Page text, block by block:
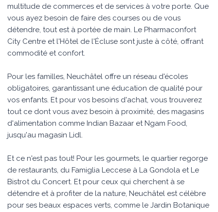
multitude de commerces et de services à votre porte. Que
vous ayez besoin de faire des courses ou de vous
détendre, tout est à portée de main. Le Pharmaconfort
City Centre et l'Hôtel de l'Écluse sont juste à côté, offrant
commodité et confort.
Pour les familles, Neuchâtel offre un réseau d'écoles
obligatoires, garantissant une éducation de qualité pour
vos enfants. Et pour vos besoins d'achat, vous trouverez
tout ce dont vous avez besoin à proximité, des magasins
d'alimentation comme Indian Bazaar et Ngam Food,
jusqu'au magasin Lidl.
Et ce n'est pas tout! Pour les gourmets, le quartier regorge
de restaurants, du Famiglia Leccese à La Gondola et Le
Bistrot du Concert. Et pour ceux qui cherchent à se
détendre et à profiter de la nature, Neuchâtel est célèbre
pour ses beaux espaces verts, comme le Jardin Botanique